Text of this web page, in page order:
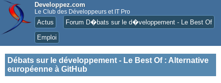
Developpez.com
Le Club des Développeurs et IT Pro
Actus Forum D�bats sur le d�veloppement - Le Best Of
Emploi
Débats sur le développement - Le Best Of: Alternative
européenne à GitHub